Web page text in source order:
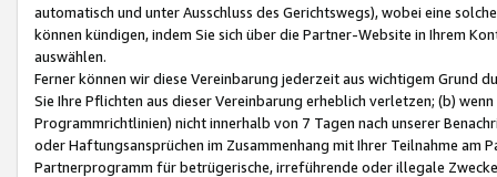
automatisch und unter Ausschluss des Gerichtswegs), wobei eine
können kündigen, indem Sie sich über die Partner-Website in Ihrem
auswählen.
Ferner können wir diese Vereinbarung jederzeit aus wichtigem Grund
Sie Ihre Pflichten aus dieser Vereinbarung erheblich verletzen; (b)
Programmrichtlinien) nicht innerhalb von 7 Tagen nach unserer
oder Haftungsansprüchen im Zusammenhang mit Ihrer Teilnahme am
Partnerprogramm für betrügerische, irreführende oder illegale